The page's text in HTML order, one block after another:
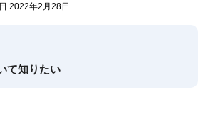
2022年2月28日
て知りたい